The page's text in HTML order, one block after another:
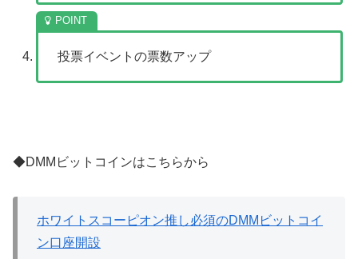
投票イベントの票数アップ
◆DMMビットコインはこちらから
ホワイトスコーピオン推し必須のDMMビットコイ
ン口座開設